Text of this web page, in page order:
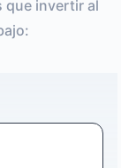
que invertir al